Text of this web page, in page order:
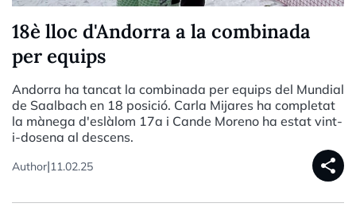
18è lloc d'Andorra a la combinada
per equips
Andorra ha tancat la combinada per equips del Mundial
de Saalbach en 18 posició. Carla Mijares ha completat
la mànega d'eslàlom 17a i Cande Moreno ha estat vint-
i-dosena al descens.
Author|11.02.25 share